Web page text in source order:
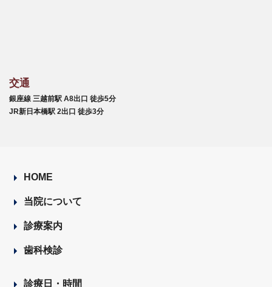
交通
銀座線 三越前駅 A8出口 徒歩5分
JR新日本橋駅 2出口 徒歩3分
HOME
当院について
診療案内
歯科検診
診療日・時間